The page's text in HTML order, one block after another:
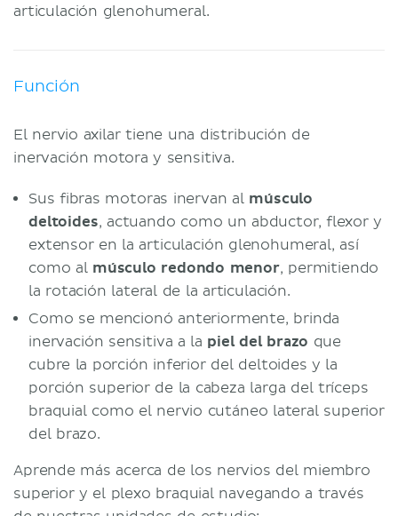
articulación glenohumeral.
Función
El nervio axilar tiene una distribución de
inervación motora y sensitiva.
Sus fibras motoras inervan al músculo
deltoides, actuando como un abductor, flexor y
extensor en la articulación glenohumeral, así
como al músculo redondo menor, permitiendo
la rotación lateral de la articulación.
Como se mencionó anteriormente, brinda
inervación sensitiva a la piel del brazo que
cubre la porción inferior del deltoides y la
porción superior de la cabeza larga del tríceps
braquial como el nervio cutáneo lateral superior
del brazo.
Aprende más acerca de los nervios del miembro
superior y el plexo braquial navegando a través